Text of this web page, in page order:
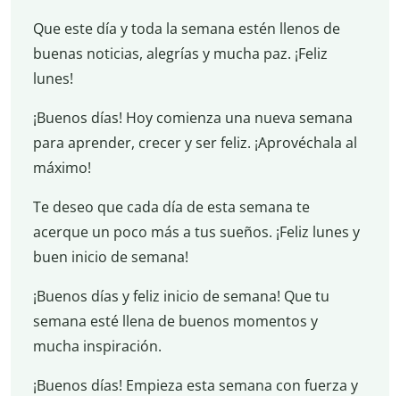
Que este día y toda la semana estén llenos de
buenas noticias, alegrías y mucha paz. ¡Feliz
lunes!
¡Buenos días! Hoy comienza una nueva semana
para aprender, crecer y ser feliz. ¡Aprovéchala al
máximo!
Te deseo que cada día de esta semana te
acerque un poco más a tus sueños. ¡Feliz lunes y
buen inicio de semana!
¡Buenos días y feliz inicio de semana! Que tu
semana esté llena de buenos momentos y
mucha inspiración.
¡Buenos días! Empieza esta semana con fuerza y